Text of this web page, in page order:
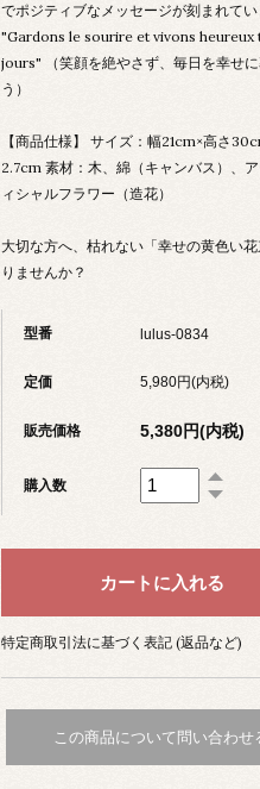
でポジティブなメッセージが刻まれてい
"Gardons le sourire et vivons heureux
jours" （笑顔を絶やさず、毎日を幸せ
う）
【商品仕様】 サイズ：幅21cm×高さ
2.7cm 素材：木、綿（キャンバス）、
ィシャルフラワー（造花）
大切な方へ、枯れない「幸せの黄色い
りませんか？
型番 lulus-0834
定価 5,980円(内税)
販売価格 5,380円(内税)
購入数
特定商取引法に基づく表記 (返品など)
この商品について問い合わせ